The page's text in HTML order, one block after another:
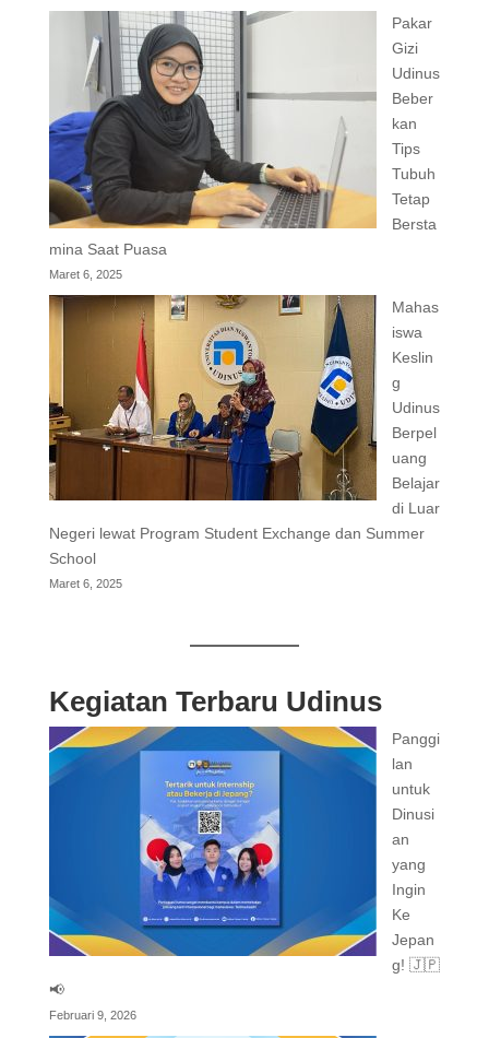
Pakar
Gizi
Udinus
Beber
kan
Tips
Tubuh
Tetap
Bersta
mina Saat Puasa
Maret 6, 2025
Mahas
iswa
Keslin
g
Udinus
Berpel
uang
Belajar
di Luar
Negeri lewat Program Student Exchange dan Summer
School
Maret 6, 2025
Kegiatan Terbaru Udinus
Panggi
lan
untuk
Dinusi
an
yang
Ingin
Ke
Jepan
g! 🇯🇵
📢
Februari 9, 2026